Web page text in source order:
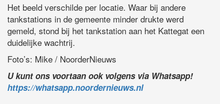
Het beeld verschilde per locatie. Waar bij andere
tankstations in de gemeente minder drukte werd
gemeld, stond bij het tankstation aan het Kattegat een
duidelijke wachtrij.
Foto’s: Mike / NoorderNieuws
U kunt ons voortaan ook volgens via Whatsapp!
https://whatsapp.noordernieuws.nl